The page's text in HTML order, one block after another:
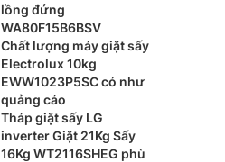
lồng đứng
WA80F15B6BSV
Chất lượng máy giặt sấy
Electrolux 10kg
EWW1023P5SC có như
quảng cáo
Tháp giặt sấy LG
inverter Giặt 21Kg Sấy
16Kg WT2116SHEG phù